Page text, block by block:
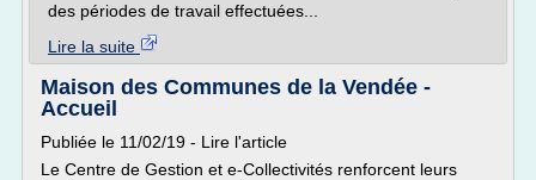
des périodes de travail effectuées...
Lire la suite
Maison des Communes de la Vendée -
Accueil
Publiée le 11/02/19 - Lire l'article
Le Centre de Gestion et e-Collectivités renforcent leurs